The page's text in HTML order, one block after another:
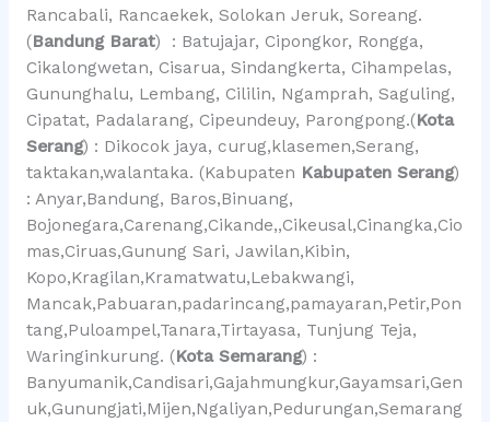
Rancabali, Rancaekek, Solokan Jeruk, Soreang.
(Bandung Barat) : Batujajar, Cipongkor, Rongga,
Cikalongwetan, Cisarua, Sindangkerta, Cihampelas,
Gununghalu, Lembang, Cililin, Ngamprah, Saguling,
Cipatat, Padalarang, Cipeundeuy, Parongpong.(Kota
Serang) : Dikocok jaya, curug,klasemen,Serang,
taktakan,walantaka. (Kabupaten Kabupaten Serang)
: Anyar,Bandung, Baros,Binuang,
Bojonegara,Carenang,Cikande,,Cikeusal,Cinangka,Cio
mas,Ciruas,Gunung Sari, Jawilan,Kibin,
Kopo,Kragilan,Kramatwatu,Lebakwangi,
Mancak,Pabuaran,padarincang,pamayaran,Petir,Pon
tang,Puloampel,Tanara,Tirtayasa, Tunjung Teja,
Waringinkurung. (Kota Semarang) :
Banyumanik,Candisari,Gajahmungkur,Gayamsari,Gen
uk,Gunungjati,Mijen,Ngaliyan,Pedurungan,Semarang